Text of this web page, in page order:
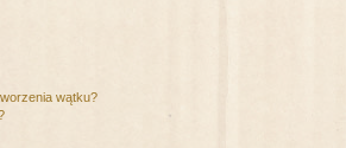
wątku?